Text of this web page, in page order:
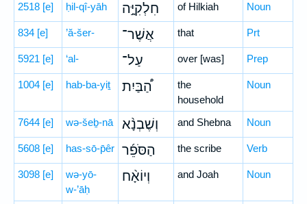
2518 [e] ḥil-qî-yāh חִלְקִיָּ֣ה of Hilkiah Noun
834 [e] ’ă-šer- אֲשֶׁר־ that Prt
5921 [e] ‘al- עַל־ over [was] Prep
1004 [e] hab-ba-yiṯ הַ֠בַּיִת
the
household
Noun
7644 [e] wə-šeḇ-nā וְשֶׁבְנָ֨א and Shebna Noun
5608 [e] has-sō-p̄êr הַסֹּפֵ֜ר the scribe Verb
3098 [e]
wə-yō-
w-’āḥ
וְיוֹאָ֨ח and Joah Noun